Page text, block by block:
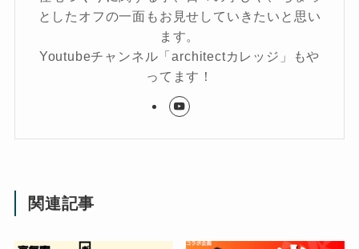
としたオフの一面もお見せしていきたいと思い
ます。
Youtubeチャンネル「architectカレッジ」もや
ってます！
関連記事